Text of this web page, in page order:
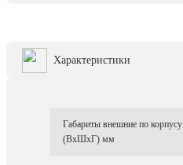
Характеристики
Габариты внешние по корпусу
(ВхШхГ) мм